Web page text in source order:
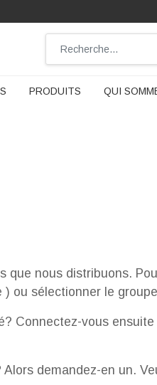
PRODUITS QUI
que nous distribuons.
ou sélectionner le
Connectez-vous
demandez-en un.